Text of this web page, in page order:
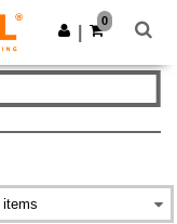
Scarica app
0